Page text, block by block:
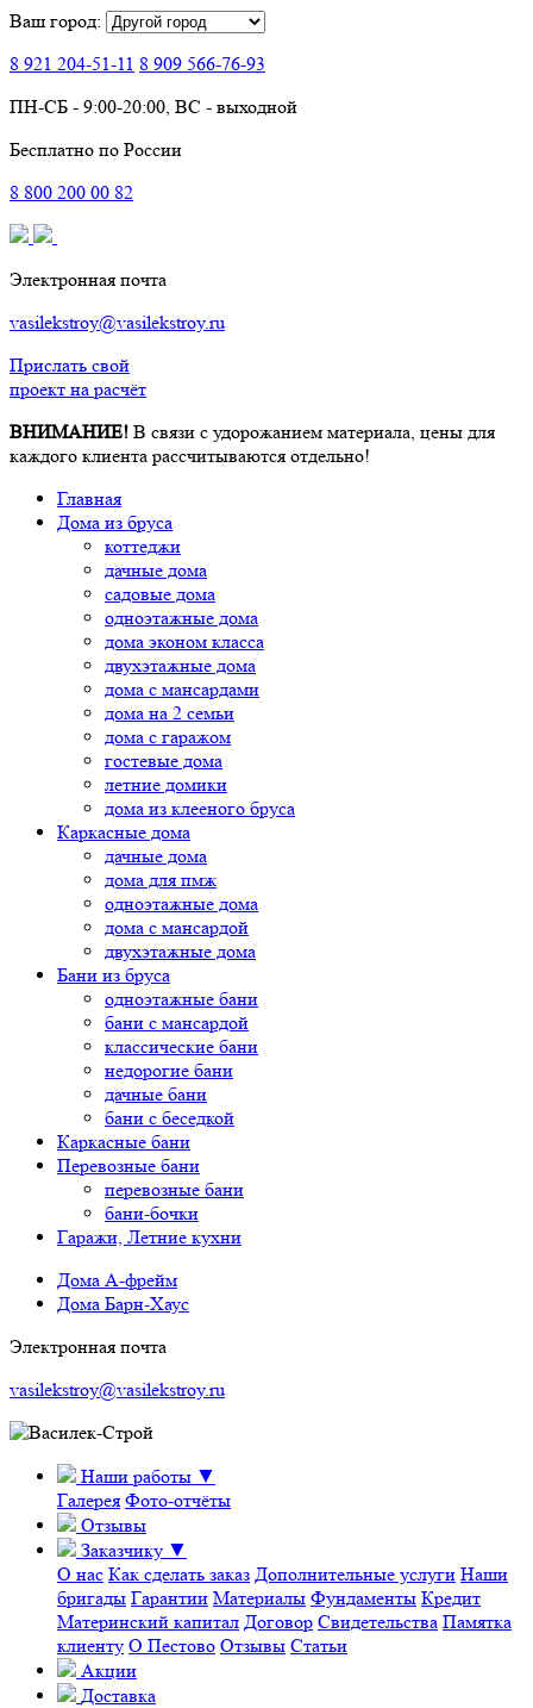
Ваш город:
8 921 204-51-11 8 909 566-76-93
ПН-СБ - 9:00-20:00, ВС - выходной
Бесплатно по России
8 800 200 00 82
Электронная почта
vasilekstroy@vasilekstroy.ru
Прислать свой
проект на расчёт
ВНИМАНИЕ! В связи с удорожанием материала, цены для
каждого клиента рассчитываются отдельно!
Главная
Дома из бруса
коттеджи
дачные дома
садовые дома
одноэтажные дома
дома эконом класса
двухэтажные дома
дома с мансардами
дома на 2 семьи
дома с гаражом
гостевые дома
летние домики
дома из клееного бруса
Каркасные дома
дачные дома
дома для пмж
одноэтажные дома
дома с мансардой
двухэтажные дома
Бани из бруса
одноэтажные бани
бани с мансардой
классические бани
недорогие бани
дачные бани
бани с беседкой
Каркасные бани
Перевозные бани
перевозные бани
бани-бочки
Гаражи, Летние кухни
Дома А-фрейм
Дома Барн-Хаус
Электронная почта
vasilekstroy@vasilekstroy.ru
Наши работы ▼
Галерея Фото-отчёты
Отзывы
Заказчику ▼
О нас Как сделать заказ Дополнительные услуги Наши
бригады Гарантии Материалы Фундаменты Кредит
Материнский капитал Договор Свидетельства Памятка
клиенту О Пестово Отзывы Статьи
Акции
Доставка